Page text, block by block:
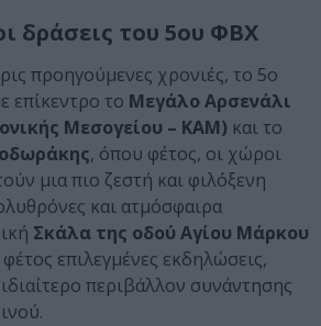
δράσεις του 5ου ΦΒΧ
προηγούμενες χρονιές, το 5ο
επίκεντρο το Μεγάλο Αρσενάλι
Μεσογείου – ΚΑΜ) και το
, όπου φέτος, οι χώροι
μια πιο ζεστή και φιλόξενη
και ατμόσφαιρα
Σκάλα της οδού Αγίου Μάρκου
επιλεγμένες εκδηλώσεις,
περιβάλλον συνάντησης